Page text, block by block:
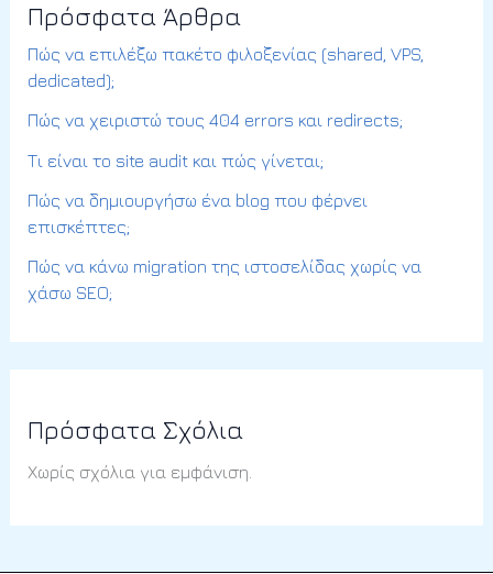
Πρόσφατα Άρθρα
Πώς να επιλέξω πακέτο φιλοξενίας (shared, VPS,
dedicated);
Πώς να χειριστώ τους 404 errors και redirects;
Τι είναι το site audit και πώς γίνεται;
Πώς να δημιουργήσω ένα blog που φέρνει
επισκέπτες;
Πώς να κάνω migration της ιστοσελίδας χωρίς να
χάσω SEO;
Πρόσφατα Σχόλια
Χωρίς σχόλια για εμφάνιση.